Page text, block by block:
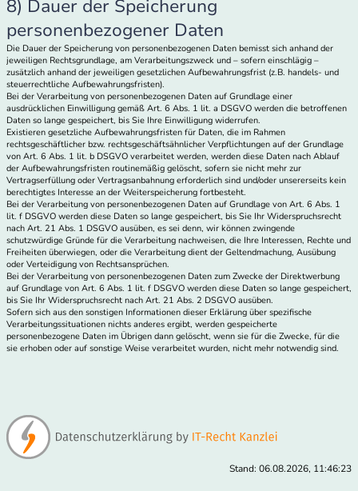
8) Dauer der Speicherung
personenbezogener Daten
Die Dauer der Speicherung von personenbezogenen Daten bemisst sich anhand der
jeweiligen Rechtsgrundlage, am Verarbeitungszweck und – sofern einschlägig –
zusätzlich anhand der jeweiligen gesetzlichen Aufbewahrungsfrist (z.B. handels- und
steuerrechtliche Aufbewahrungsfristen).
Bei der Verarbeitung von personenbezogenen Daten auf Grundlage einer
ausdrücklichen Einwilligung gemäß Art. 6 Abs. 1 lit. a DSGVO werden die betroffenen
Daten so lange gespeichert, bis Sie Ihre Einwilligung widerrufen.
Existieren gesetzliche Aufbewahrungsfristen für Daten, die im Rahmen
rechtsgeschäftlicher bzw. rechtsgeschäftsähnlicher Verpflichtungen auf der Grundlage
von Art. 6 Abs. 1 lit. b DSGVO verarbeitet werden, werden diese Daten nach Ablauf
der Aufbewahrungsfristen routinemäßig gelöscht, sofern sie nicht mehr zur
Vertragserfüllung oder Vertragsanbahnung erforderlich sind und/oder unsererseits kein
berechtigtes Interesse an der Weiterspeicherung fortbesteht.
Bei der Verarbeitung von personenbezogenen Daten auf Grundlage von Art. 6 Abs. 1
lit. f DSGVO werden diese Daten so lange gespeichert, bis Sie Ihr Widerspruchsrecht
nach Art. 21 Abs. 1 DSGVO ausüben, es sei denn, wir können zwingende
schutzwürdige Gründe für die Verarbeitung nachweisen, die Ihre Interessen, Rechte und
Freiheiten überwiegen, oder die Verarbeitung dient der Geltendmachung, Ausübung
oder Verteidigung von Rechtsansprüchen.
Bei der Verarbeitung von personenbezogenen Daten zum Zwecke der Direktwerbung
auf Grundlage von Art. 6 Abs. 1 lit. f DSGVO werden diese Daten so lange gespeichert,
bis Sie Ihr Widerspruchsrecht nach Art. 21 Abs. 2 DSGVO ausüben.
Sofern sich aus den sonstigen Informationen dieser Erklärung über spezifische
Verarbeitungssituationen nichts anderes ergibt, werden gespeicherte
personenbezogene Daten im Übrigen dann gelöscht, wenn sie für die Zwecke, für die
sie erhoben oder auf sonstige Weise verarbeitet wurden, nicht mehr notwendig sind.
Stand: 06.08.2026, 11:46:23